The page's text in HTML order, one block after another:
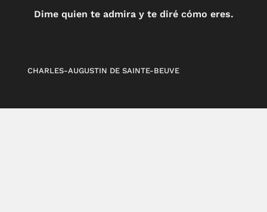
Dime quien te admira y te diré cómo eres.
CHARLES-AUGUSTIN DE SAINTE-BEUVE